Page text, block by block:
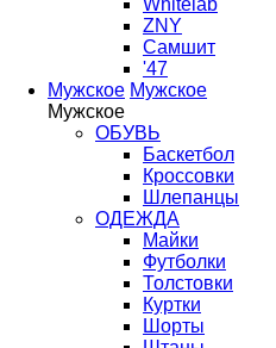
Whitelab
ZNY
Самшит
'47
Мужское Мужское
Мужское
ОБУВЬ
Баскетбол
Кроссовки
Шлепанцы
ОДЕЖДА
Майки
Футболки
Толстовки
Куртки
Шорты